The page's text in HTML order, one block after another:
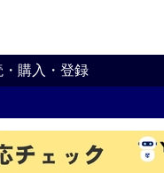
・購入・登録